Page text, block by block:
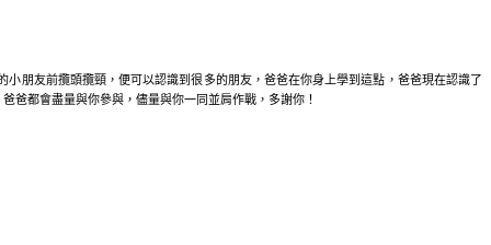
朋友前攬頭攬頸，便可以認識到很多的朋友，爸爸在你身上學到這點，爸爸現在認識了
爸都會盡量與你參與，儘量與你一同並肩作戰，多謝你！